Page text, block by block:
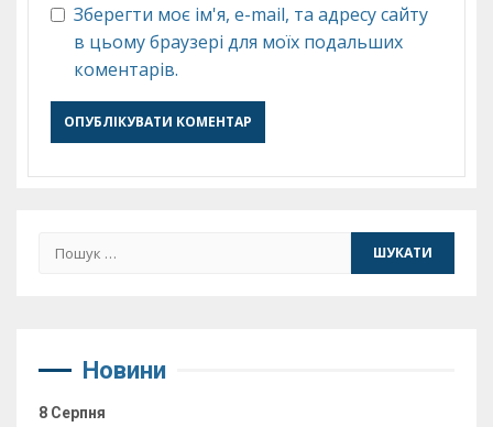
Зберегти моє ім'я, e-mail, та адресу сайту
в цьому браузері для моїх подальших
коментарів.
Пошук:
Новини
8 Серпня